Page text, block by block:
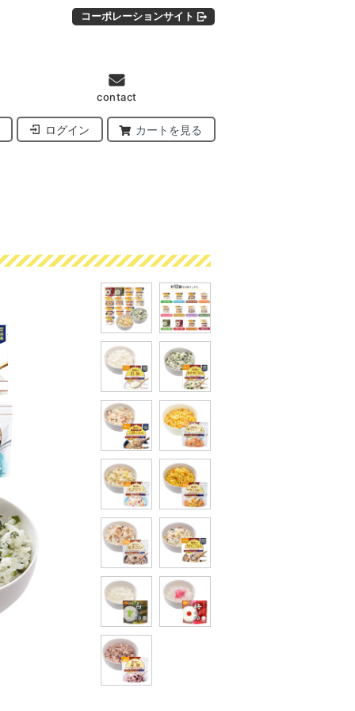
コーポレーションサイト
contact
ログイン カートを見る